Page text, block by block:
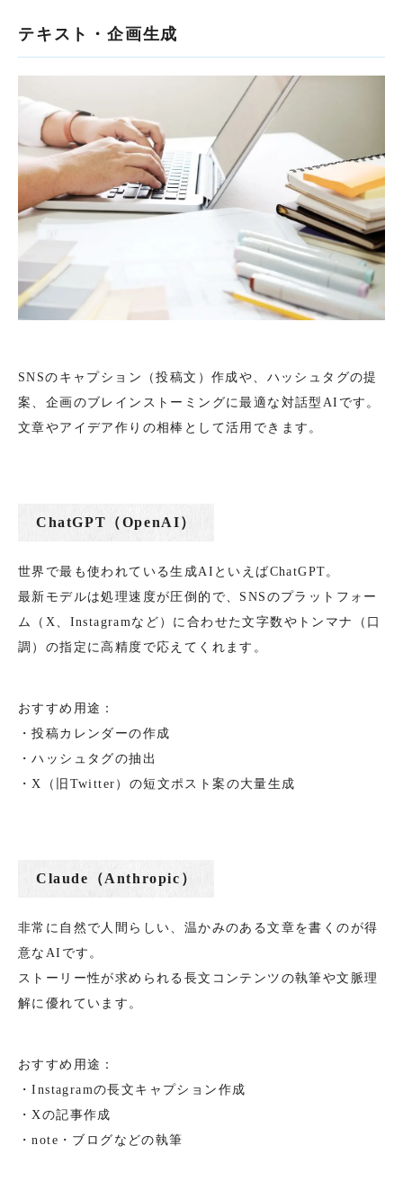
テキスト・企画生成
SNSのキャプション（投稿文）作成や、ハッシュタグの提
案、企画のブレインストーミングに最適な対話型AIです。
文章やアイデア作りの相棒として活用できます。
ChatGPT（OpenAI）
世界で最も使われている生成AIといえばChatGPT。
最新モデルは処理速度が圧倒的で、SNSのプラットフォー
ム（X、Instagramなど）に合わせた文字数やトンマナ（口
調）の指定に高精度で応えてくれます。
おすすめ用途：
・投稿カレンダーの作成
・ハッシュタグの抽出
・X（旧Twitter）の短文ポスト案の大量生成
Claude（Anthropic）
非常に自然で人間らしい、温かみのある文章を書くのが得
意なAIです。
ストーリー性が求められる長文コンテンツの執筆や文脈理
解に優れています。
おすすめ用途：
・Instagramの長文キャプション作成
・Xの記事作成
・note・ブログなどの執筆